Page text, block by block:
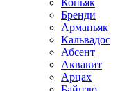
Коньяк
Бренди
Арманьяк
Кальвадос
Абсент
Аквавит
Арцах